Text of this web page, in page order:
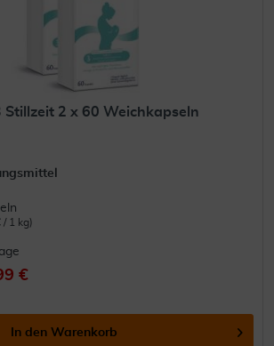
Stillzeit 2 x 60 Weichkapseln
/ 1 kg)
€
In den Warenkorb